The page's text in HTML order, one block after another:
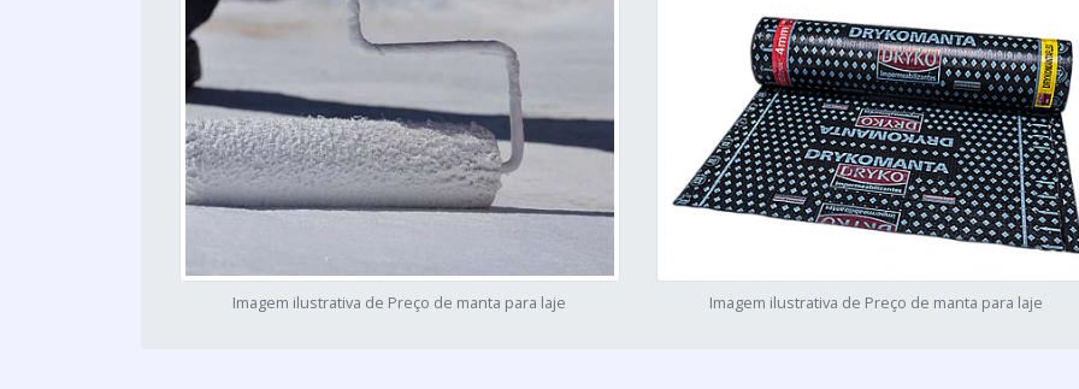
Imagem ilustrativa de Preço de manta para laje Imagem ilustrativa de Preço de manta para laje